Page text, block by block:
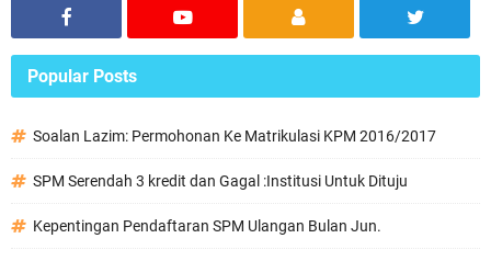
Popular Posts
Soalan Lazim: Permohonan Ke Matrikulasi KPM 2016/2017
SPM Serendah 3 kredit dan Gagal :Institusi Untuk Dituju
Kepentingan Pendaftaran SPM Ulangan Bulan Jun.